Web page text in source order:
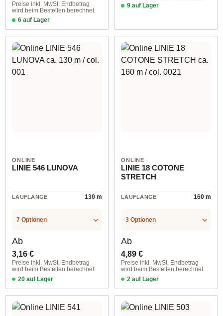
Preise inkl. MwSt. Endbetrag
wird beim Bestellen berechnet.
6 auf Lager
col. 0120
9 auf Lager
ONLINE
LINIE 546 LUNOVA
LAUFLÄNGE 130 m
7 Optionen
Regulärer Preis:
Ab
3,16 €
Preise inkl. MwSt. Endbetrag
wird beim Bestellen berechnet.
20 auf Lager
col. 001
ONLINE
LINIE 18 COTONE
STRETCH
LAUFLÄNGE 160 m
3 Optionen
Regulärer Preis:
Ab
4,89 €
Preise inkl. MwSt. Endbetrag
wird beim Bestellen berechnet.
2 auf Lager
col. 0006